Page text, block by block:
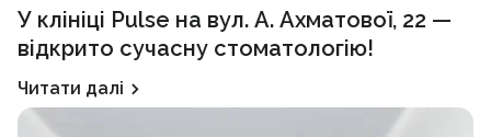
У клініці Pulse на вул. А. Ахматової, 22 —
відкрито сучасну стоматологію!
Читати далі